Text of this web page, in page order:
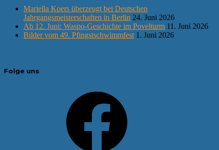
Mariella Koers überzeugt bei Deutschen
Jahrgangsmeisterschaften in Berlin 24. Juni 2026
Ab 12. Juni: Waspo-Geschichte im Povelturm 11. Juni 2026
Bilder vom 49. Pfingstschwimmfest 1. Juni 2026
Folge uns